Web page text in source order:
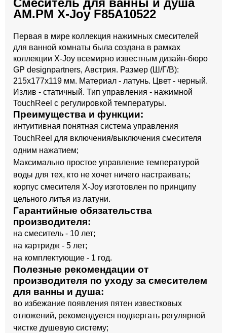
Смеситель для ванны и душа
AM.PM X-Joy F85A10522
Первая в мире коллекция нажимных смесителей
для ванной комнаты была создана в рамках
коллекции X-Joy всемирно известным дизайн-бюро
GP designpartners, Австрия. Размер (Ш/Г/В):
215x177x119 мм. Материал - латунь. Цвет - черный.
Излив - статичный. Тип управления - нажимной
TouchReel с регулировкой температуры.
Преимущества и функции:
интуитивная понятная система управления
TouchReel для включения/выключения смесителя
одним нажатием;
Максимально простое управление температурой
воды для тех, кто не хочет ничего настраивать;
корпус смесителя X-Joy изготовлен по принципу
цельного литья из латуни.
Гарантийные обязательства
производителя:
на смеситель - 10 лет;
на картридж - 5 лет;
на комплектующие - 1 год.
Полезные рекомендации от
производителя по уходу за смесителем
для ванны и душа:
во избежание появления пятен известковых
отложений, рекомендуется подвергать регулярной
чистке душевую систему;